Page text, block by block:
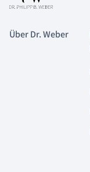
Über Dr. Weber